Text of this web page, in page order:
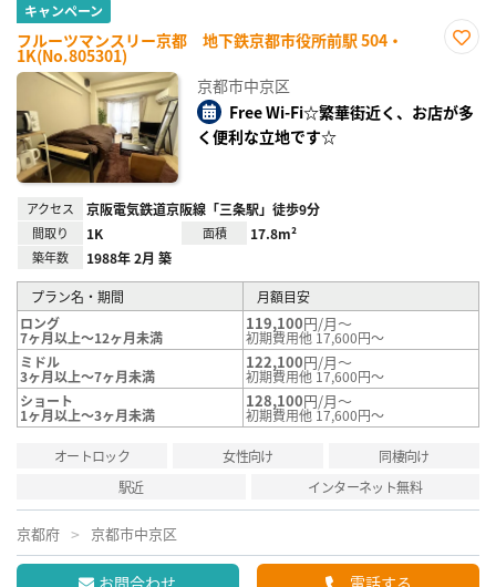
キャンペーン
フルーツマンスリー京都 地下鉄京都市役所前駅 504・
1K(No.805301)
録
京都市中京区
Free Wi-Fi☆繁華街近く、お店が多
く便利な立地です☆
アクセス 京阪電気鉄道京阪線「三条駅」徒歩9分
間取り 1K 面積 17.8m²
築年数 1988年 2月 築
プラン名・期間
月額目安
ロング
7ヶ月以上～12ヶ月未満
119,100円/月～
初期費用他 17,600円～
ミドル
3ヶ月以上～7ヶ月未満
122,100円/月～
初期費用他 17,600円～
ショート
1ヶ月以上～3ヶ月未満
128,100円/月～
初期費用他 17,600円～
オートロック 女性向け
同棲向け
駅近
インターネット無料
京都府 京都市中京区